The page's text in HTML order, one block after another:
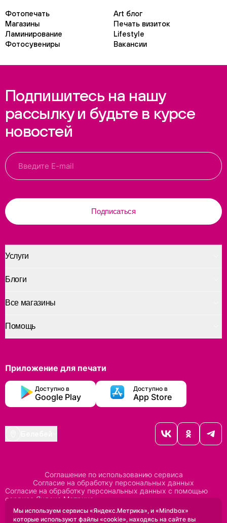
Фотопечать
Art блог
Магазины
Печать визиток
Ламинирование
Lifestyle
Фотосувениры
Вакансии
Подпишитесь на нашу
рассылку и будьте в курсе
новостей
Подписаться
Услуги
Помощь
Блоги
Все магазины
Приложение для печати
Доступно в
Google Play
Доступно в
App Store
Соглашение по использованию сервиса
Согласие на обработку персональных данных
Согласие на обработку персональных данных с помощью
сервиса Яндекс Метрика
Согласие на обработку персональных данных с помощью
сервиса Mindbox
Мы используем сервисы «Яндекс.Метрика», и «Mindbox»
которые используют файлы «cookie», находясь на сайте вы